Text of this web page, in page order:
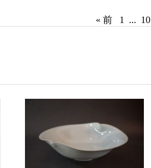
« 前 1 ... 10